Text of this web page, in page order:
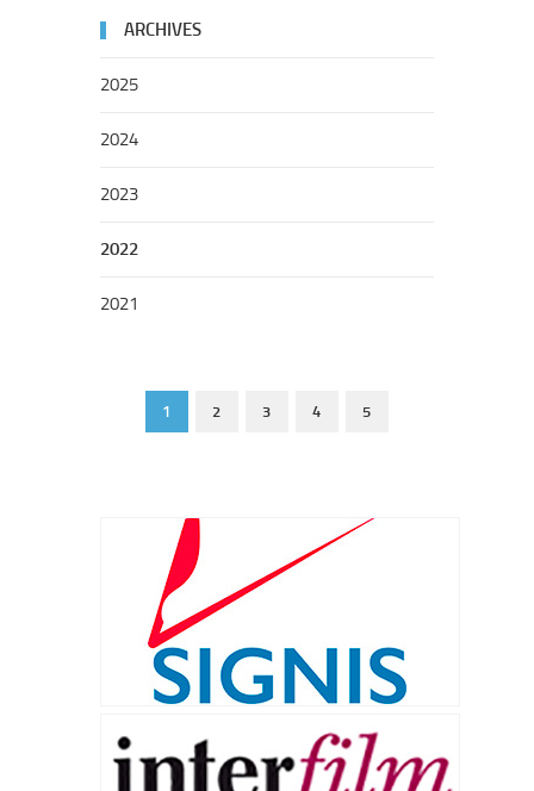
ARCHIVES
2025
2024
2023
2022
2021
1 2 3 4 5